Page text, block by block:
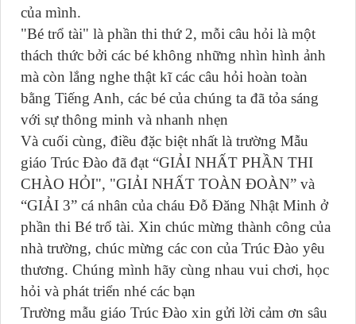
của mình.
"Bé trổ tài" là phần thi thứ 2, mỗi câu hỏi là một
thách thức bởi các bé không những nhìn hình ảnh
mà còn lắng nghe thật kĩ các câu hỏi hoàn toàn
bằng Tiếng Anh, các bé của chúng ta đã tỏa sáng
với sự thông minh và nhanh nhẹn
Và cuối cùng, điều đặc biệt nhất là trường Mẫu
giáo Trúc Đào đã đạt “GIẢI NHẤT PHẦN THI
CHÀO HỎI", "GIẢI NHẤT TOÀN ĐOÀN” và
“GIẢI 3” cá nhân của cháu Đỗ Đăng Nhật Minh ở
phần thi Bé trổ tài. Xin chúc mừng thành công của
nhà trường, chúc mừng các con của Trúc Đào yêu
thương. Chúng mình hãy cùng nhau vui chơi, học
hỏi và phát triển nhé các bạn
Trường mẫu giáo Trúc Đào xin gửi lời cảm ơn sâu